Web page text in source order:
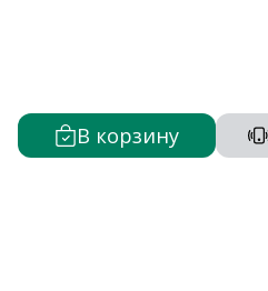
В корзину